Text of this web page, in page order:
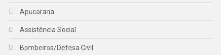
Apucarana
Assistência Social
Bombeiros/Defesa Civil